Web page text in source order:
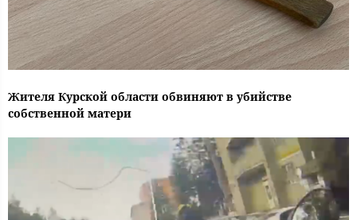
Жителя Курской области обвиняют в убийстве
собственной матери